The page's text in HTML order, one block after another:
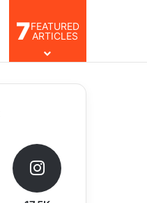
skin
7FEATURED
ARTICLES